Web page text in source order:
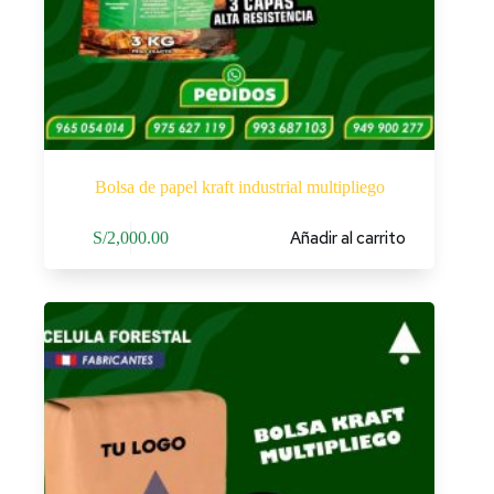
Bolsa de papel kraft industrial multipliego
S/2,000.00 Añadir al carrito